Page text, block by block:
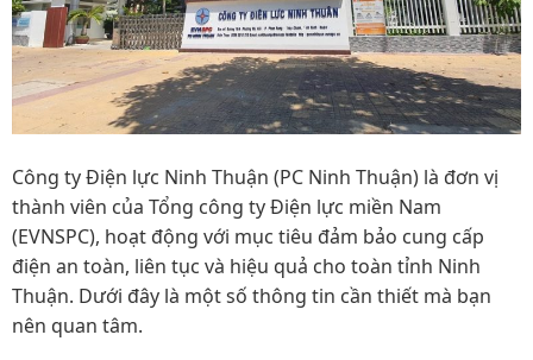
Công ty Điện lực Ninh Thuận (PC Ninh Thuận) là đơn vị
thành viên của Tổng công ty Điện lực miền Nam
(EVNSPC), hoạt động với mục tiêu đảm bảo cung cấp
điện an toàn, liên tục và hiệu quả cho toàn tỉnh Ninh
Thuận. Dưới đây là một số thông tin cần thiết mà bạn
nên quan tâm.